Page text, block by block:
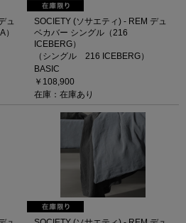
ュ
SOCIETY (ソサエティ) - REM デュ
ベカバー シングル（216
ICEBERG）
（シングル 216 ICEBERG）
BASIC
￥108,900
在庫：在庫あり